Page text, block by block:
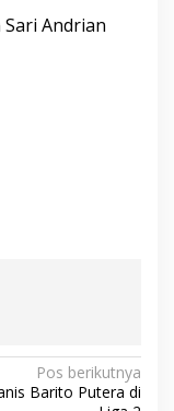
Sari Andrian
Pos berikutnya
Barito Putera di